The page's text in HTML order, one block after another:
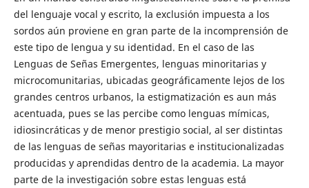
del lenguaje vocal y escrito, la exclusión impuesta a los
sordos aún proviene en gran parte de la incomprensión de
este tipo de lengua y su identidad. En el caso de las
Lenguas de Señas Emergentes, lenguas minoritarias y
microcomunitarias, ubicadas geográficamente lejos de los
grandes centros urbanos, la estigmatización es aun más
acentuada, pues se las percibe como lenguas mímicas,
idiosincráticas y de menor prestigio social, al ser distintas
de las lenguas de señas mayoritarias e institucionalizadas
producidas y aprendidas dentro de la academia. La mayor
parte de la investigación sobre estas lenguas está